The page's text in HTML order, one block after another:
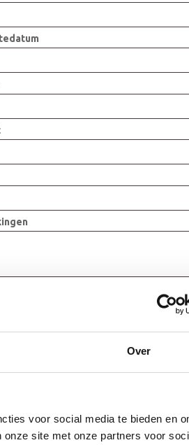
Over
voor social media te bieden en
site met onze partners voor
TOEVOEGEN AAN